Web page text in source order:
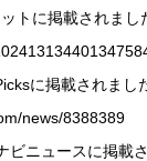
トに掲載されま
に掲載されまし
news/8388389
ニュースに掲載